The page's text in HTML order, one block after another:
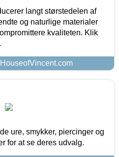
langt størstedelen af
og naturlige materialer
kvaliteten. Klik
ure, smykker, piercinger og
for at se deres udvalg.